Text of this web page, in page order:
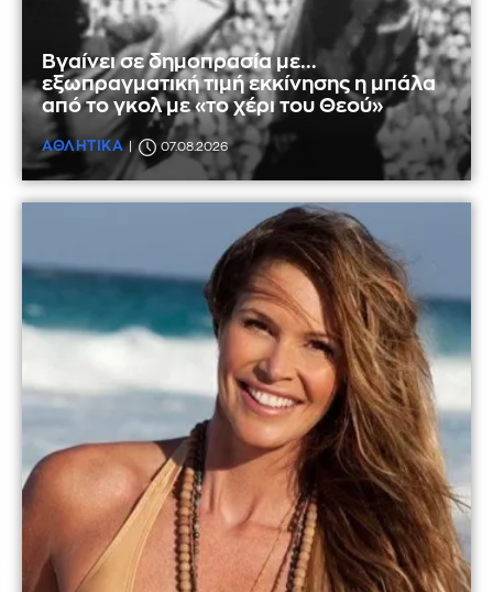
Βγαίνει σε δημοπρασία με...
εξωπραγματική τιμή εκκίνησης η μπάλα
από το γκολ με «το χέρι του Θεού»
ΑΘΛΗΤΙΚΑ 07.08.2026